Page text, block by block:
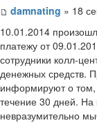
damnating » 18
10.01.2014
платежу от
сотрудники колл-
денежных средств.
информируют о том,
течение 30 дней. На
невразумительно